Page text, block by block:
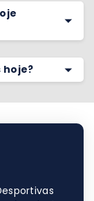
hoje?